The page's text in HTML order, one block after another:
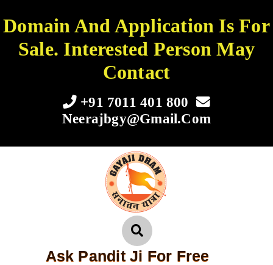
Domain And Application Is For
Sale. Interested Person May
Contact
+91 7011 401 800
Neerajbgy@gmail.com
Ask Pandit Ji For Free